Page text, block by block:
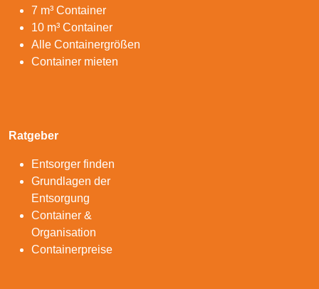
7 m³ Container
10 m³ Container
Alle Containergrößen
Container mieten
Ratgeber
Entsorger finden
Grundlagen der
Entsorgung
Container &
Organisation
Containerpreise